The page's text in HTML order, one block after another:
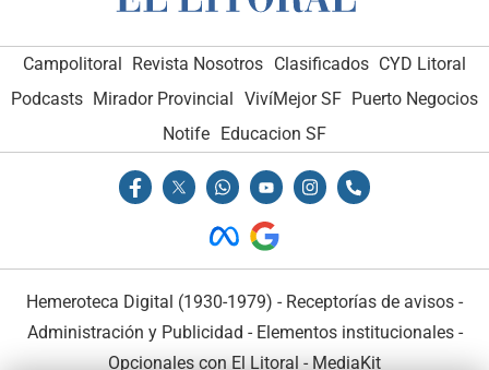
Campolitoral Revista Nosotros Clasificados CYD Litoral
Podcasts Mirador Provincial VivíMejor SF Puerto Negocios
Notife
Educacion SF
Hemeroteca Digital (1930-1979) - Receptorías de avisos -
Administración y Publicidad - Elementos institucionales-
Opcionales con El Litoral - MediaKit